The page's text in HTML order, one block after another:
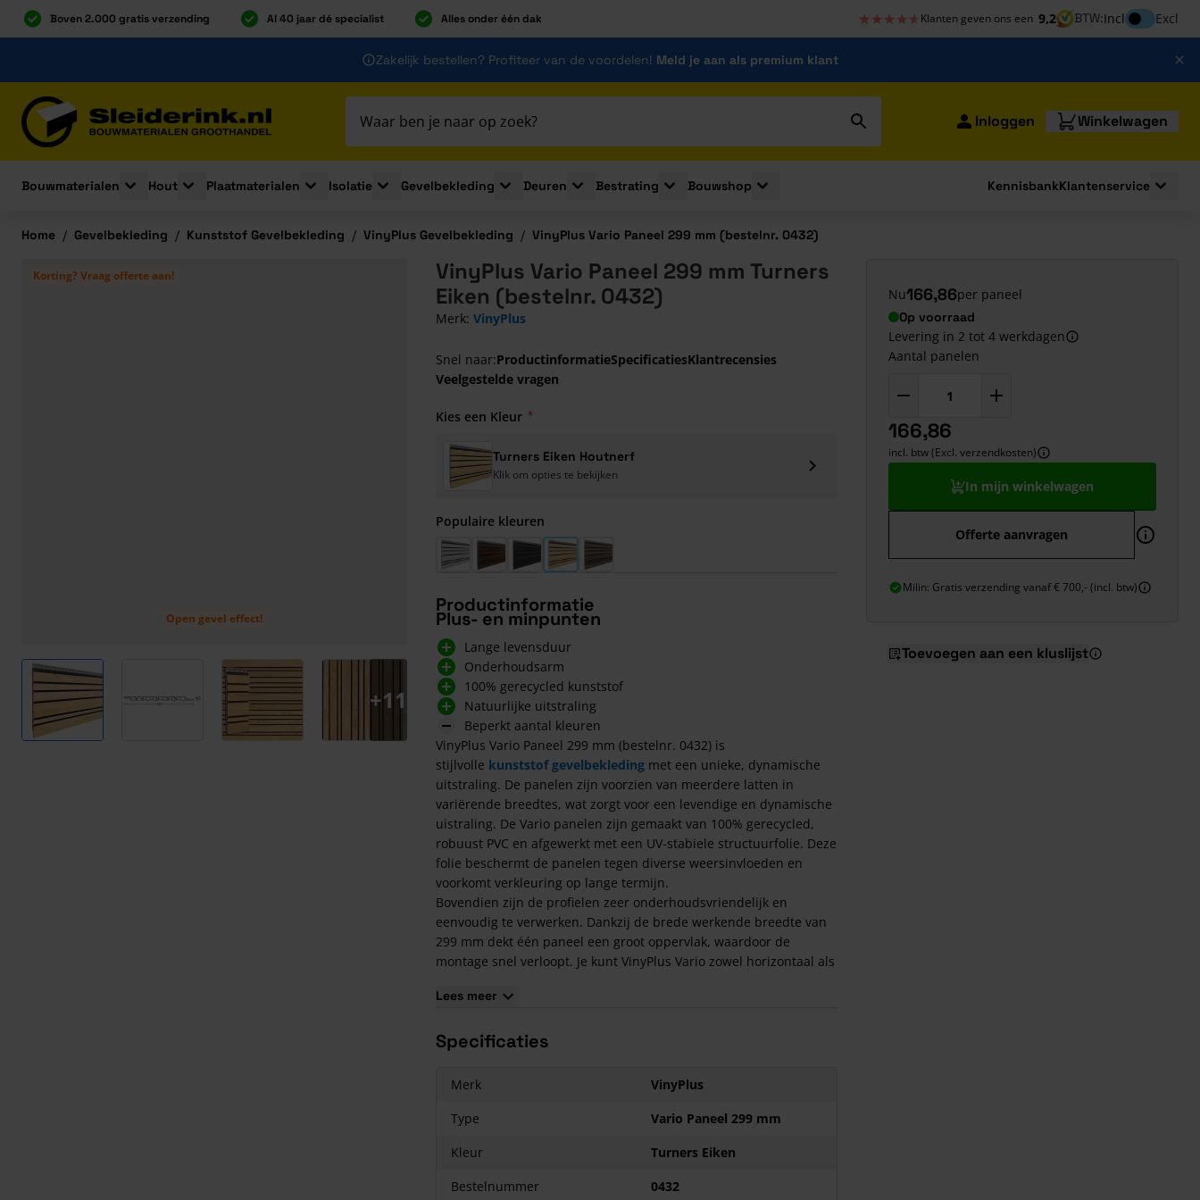
Boven 2.000 gratis verzending Al 40 jaar dé specialist Alles onder één dak ★★★★★
★★★★★ Klanten geven ons een 9,2 BTW:InclInclusief btw
Excl
Zakelijk bestellen? Profiteer van de voordelen! Meld je aan als premium klant
Inloggen Winkelwagen
Bouwmaterialen
Toggle submenu for Bouwmaterialen
Hout
Toggle submenu for Hout
Plaatmaterialen
Toggle submenu for Plaatmaterialen
Isolatie
Toggle submenu for Isolatie
Gevelbekleding
Toggle submenu for Gevelbekleding
Deuren
Toggle submenu for Deuren
Bestrating
Toggle submenu for Bestrating
Bouwshop
Toggle submenu for Bouwshop
KennisbankKlantenservice
Home / Gevelbekleding / Kunststof Gevelbekleding / VinyPlus Gevelbekleding / VinyPlus Vario Paneel 299 mm (bestelnr. 0432)
Korting? Vraag offerte aan!
Open gevel effect!
View larger image View larger imageView larger image View larger image
+11
VinyPlus Vario Paneel 299 mm Turners
Eiken (bestelnr. 0432)
Merk: VinyPlus
Snel naar:ProductinformatieSpecificatiesKlantrecensies
Veelgestelde vragen
Kies een Kleur
Turners Eiken Houtnerf
Klik om opties te bekijken
Populaire kleuren
Sheffield Eiken Wit Houtnerf
Turners Eiken Bruin Houtnerf
Kitami Eiken Houtnerf
Turners Eiken Houtnerf
Vergrijsd Red Cedar Houtnerf
Productinformatie
Plus- en minpunten
Lange levensduur
Onderhoudsarm
100% gerecycled kunststof
Natuurlijke uitstraling
Beperkt aantal kleuren
VinyPlus Vario Paneel 299 mm (bestelnr. 0432) is
stijlvolle kunststof gevelbekleding met een unieke, dynamische
uitstraling. De panelen zijn voorzien van meerdere latten in
variërende breedtes, wat zorgt voor een levendige en dynamische
uistraling. De Vario panelen zijn gemaakt van 100% gerecycled,
robuust PVC en afgewerkt met een UV-stabiele structuurfolie. Deze
folie beschermt de panelen tegen diverse weersinvloeden en
voorkomt verkleuring op lange termijn.
Bovendien zijn de profielen zeer onderhoudsvriendelijk en
eenvoudig te verwerken. Dankzij de brede werkende breedte van
299 mm dekt één paneel een groot oppervlak, waardoor de
montage snel verloopt. Je kunt VinyPlus Vario zowel horizontaal als
producten uit het
Welke hulpprofielen heb je nodig bij VinyPlus Vario Paneel?
Eindprofiel (0403)
Montage Eindprofiel (0406)
Startprofiel verticale bekleding (0413)
Startprofiel horizontale bekleding (0404)
Ventilatieprofiel (0423)
Lees meer
Specificaties
Merk
VinyPlus
Type
Vario Paneel 299 mm
Kleur
Turners Eiken
Bestelnummer
0432
Nu166,86per paneel
Op voorraad
Levering in 2 tot 4 werkdagen
Aantal panelen
166,86
incl. btw (Excl. verzendkosten)
In mijn winkelwagen
Offerte aanvragen
Milin: Gratis verzending vanaf € 700,- (incl. btw)
Toevoegen aan een kluslijst